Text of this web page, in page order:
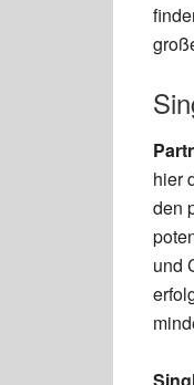
hier
den
und